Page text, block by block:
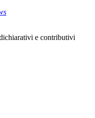
e contributivi